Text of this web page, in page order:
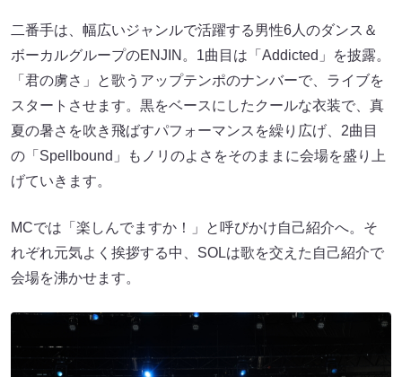
二番手は、幅広いジャンルで活躍する男性6人のダンス＆
ボーカルグループのENJIN。1曲目は「Addicted」を披露。
「君の虜さ」と歌うアップテンポのナンバーで、ライブを
スタートさせます。黒をベースにしたクールな衣装で、真
夏の暑さを吹き飛ばすパフォーマンスを繰り広げ、2曲目
の「Spellbound」もノリのよさをそのままに会場を盛り上
げていきます。
MCでは「楽しんでますか！」と呼びかけ自己紹介へ。そ
れぞれ元気よく挨拶する中、SOLは歌を交えた自己紹介で
会場を沸かせます。